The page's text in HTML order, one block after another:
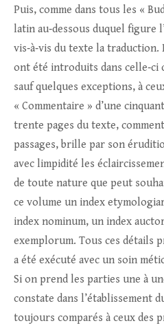
Puis, comme dans tous les «
latin au‑dessous duquel figure
vis‑à‑vis du texte la
ont été introduits dans celle‑ci
sauf quelques exceptions, à
« Commentaire » d’une
trente pages du texte,
passages, brille par son
avec limpidité les
de toute nature que peut
ce volume un index
index nominum, un index
exemplorum. Tous ces détails
a été exécuté avec un soin
Si on prend les parties une à
constate dans l’établissement
toujours comparés à ceux des